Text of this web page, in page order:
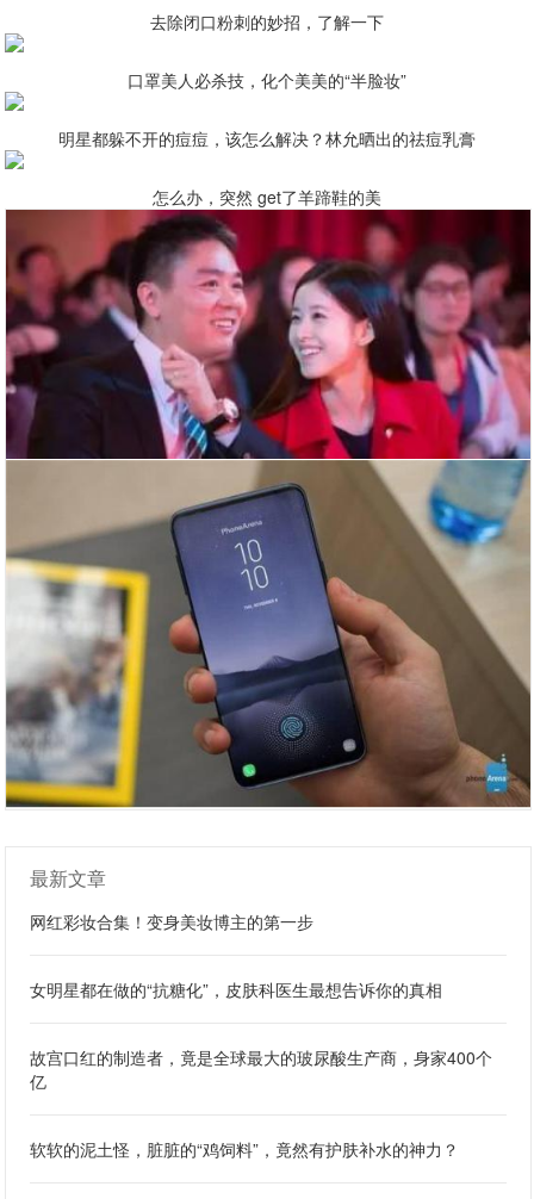
去除闭口粉刺的妙招，了解一下
口罩美人必杀技，化个美美的“半脸妆”
明星都躲不开的痘痘，该怎么解决？林允晒出的祛痘乳膏
怎么办，突然 get了羊蹄鞋的美
最新文章
网红彩妆合集！变身美妆博主的第一步
女明星都在做的“抗糖化”，皮肤科医生最想告诉你的真相
故宫口红的制造者，竟是全球最大的玻尿酸生产商，身家400个
亿
软软的泥土怪，脏脏的“鸡饲料”，竟然有护肤补水的神力？